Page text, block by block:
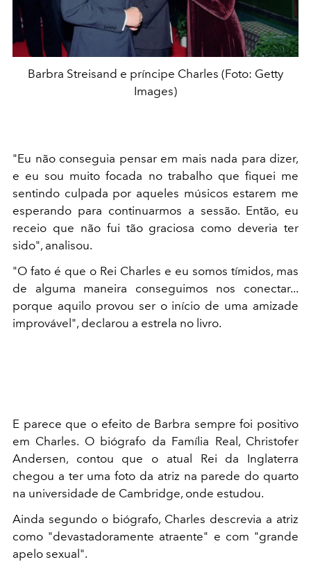
Barbra Streisand e príncipe Charles (Foto: Getty
Images)
"Eu não conseguia pensar em mais nada para dizer,
e eu sou muito focada no trabalho que fiquei me
sentindo culpada por aqueles músicos estarem me
esperando para continuarmos a sessão. Então, eu
receio que não fui tão graciosa como deveria ter
sido", analisou.
"O fato é que o Rei Charles e eu somos tímidos, mas
de alguma maneira conseguimos nos conectar...
porque aquilo provou ser o início de uma amizade
improvável", declarou a estrela no livro.
E parece que o efeito de Barbra sempre foi positivo
em Charles. O biógrafo da Família Real, Christofer
Andersen, contou que o atual Rei da Inglaterra
chegou a ter uma foto da atriz na parede do quarto
na universidade de Cambridge, onde estudou.
Ainda segundo o biógrafo, Charles descrevia a atriz
como "devastadoramente atraente" e com "grande
apelo sexual".